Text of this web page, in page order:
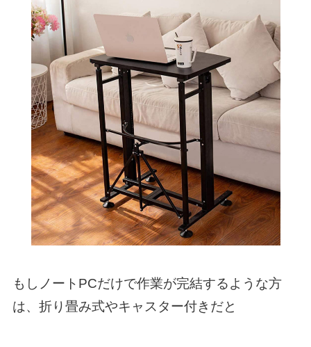
もしノートPCだけで作業が完結するような方
は、折り畳み式やキャスター付きだと